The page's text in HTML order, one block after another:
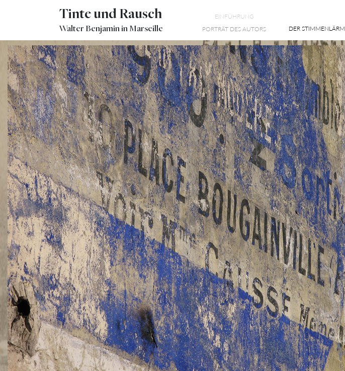
Tinte und Rausch
Walter Benjamin in Marseille
EINFÜHRUNG
PORTRÄT DES AUTORS
DER STIMMENLÄRM
MARSEILLE
WALTER BENJAMIN,
HASCHISCH IN MARSEILLE
MANUSCRIT
MUR RUE DE LYON